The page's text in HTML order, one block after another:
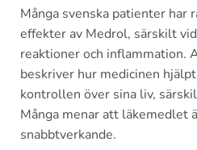
Många svenska patienter har
effekter av Medrol, särskilt
reaktioner och inflammation.
beskriver hur medicinen
kontrollen över sina liv,
Många menar att läkemedlet
snabbtverkande.